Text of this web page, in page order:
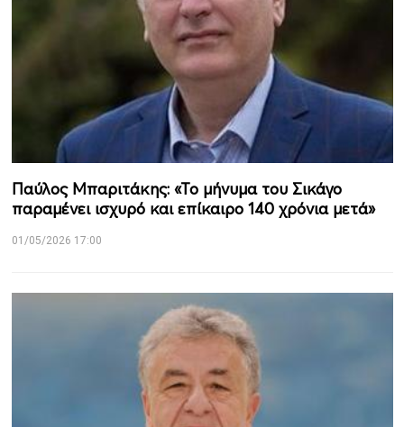
Παύλος Μπαριτάκης: «Το μήνυμα του Σικάγο
παραμένει ισχυρό και επίκαιρο 140 χρόνια μετά»
01/05/2026 17:00